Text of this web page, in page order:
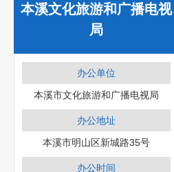
本溪文化旅游和广播电视
局
办公单位
本溪市文化旅游和广播电视局
办公地址
本溪市明山区新城路35号
办公时间